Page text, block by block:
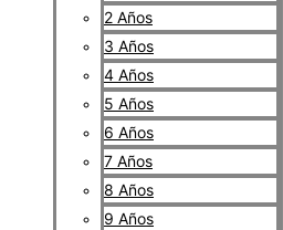
2 Años
3 Años
4 Años
5 Años
6 Años
7 Años
8 Años
9 Años